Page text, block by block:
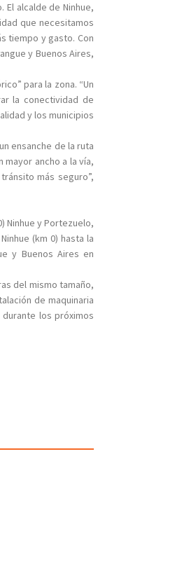
alcalde de Ninhue,
que necesitamos
tiempo y gasto. Con
y Buenos Aires,
para la zona. “Un
la conectividad de
y los municipios
ensanche de la ruta
ancho a la vía,
más seguro”,
Ninhue y Portezuelo,
(km 0) hasta la
y Buenos Aires en
del mismo tamaño,
de maquinaria
los próximos